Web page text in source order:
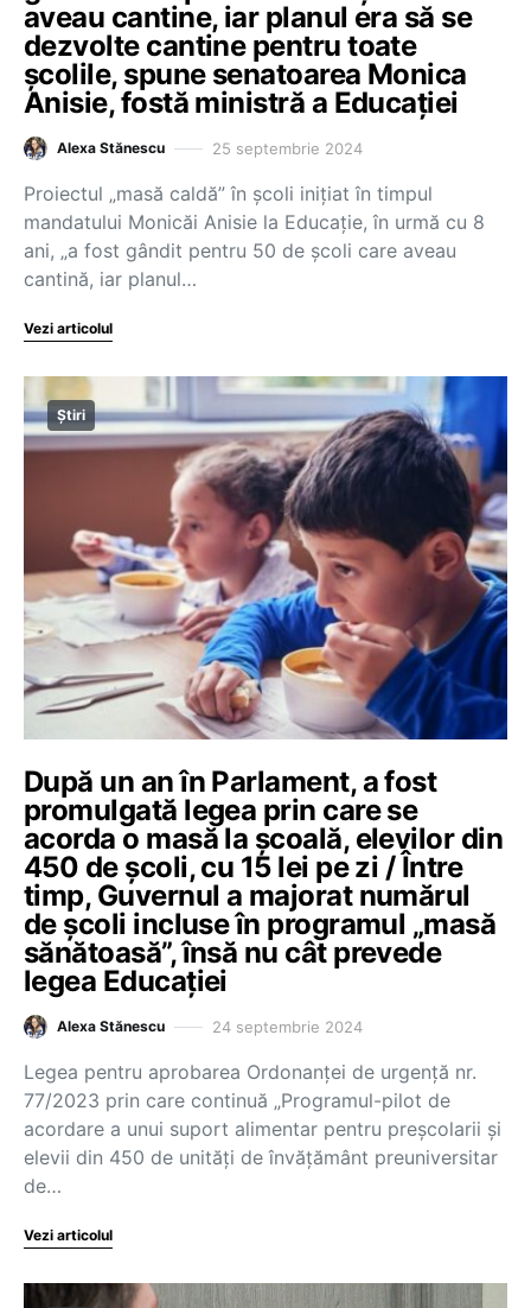
aveau cantine, iar planul era să se
dezvolte cantine pentru toate
școlile, spune senatoarea Monica
Anisie, fostă ministră a Educației
Alexa Stănescu 25 septembrie 2024
Proiectul „masă caldă” în școli inițiat în timpul
mandatului Monicăi Anisie la Educație, în urmă cu 8
ani, „a fost gândit pentru 50 de școli care aveau
cantină, iar planul…
Vezi articolul
Știri
După un an în Parlament, a fost
promulgată legea prin care se
acorda o masă la școală, elevilor din
450 de școli, cu 15 lei pe zi / Între
timp, Guvernul a majorat numărul
de școli incluse în programul „masă
sănătoasă”, însă nu cât prevede
legea Educației
Alexa Stănescu 24 septembrie 2024
Legea pentru aprobarea Ordonanței de urgență nr.
77/2023 prin care continuă „Programul-pilot de
acordare a unui suport alimentar pentru preșcolarii și
elevii din 450 de unități de învățământ preuniversitar
de…
Vezi articolul